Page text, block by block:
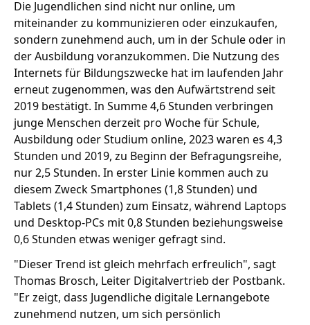
Die Jugendlichen sind nicht nur online, um
miteinander zu kommunizieren oder einzukaufen,
sondern zunehmend auch, um in der Schule oder in
der Ausbildung voranzukommen. Die Nutzung des
Internets für Bildungszwecke hat im laufenden Jahr
erneut zugenommen, was den Aufwärtstrend seit
2019 bestätigt. In Summe 4,6 Stunden verbringen
junge Menschen derzeit pro Woche für Schule,
Ausbildung oder Studium online, 2023 waren es 4,3
Stunden und 2019, zu Beginn der Befragungsreihe,
nur 2,5 Stunden. In erster Linie kommen auch zu
diesem Zweck Smartphones (1,8 Stunden) und
Tablets (1,4 Stunden) zum Einsatz, während Laptops
und Desktop-PCs mit 0,8 Stunden beziehungsweise
0,6 Stunden etwas weniger gefragt sind.
"Dieser Trend ist gleich mehrfach erfreulich", sagt
Thomas Brosch, Leiter Digitalvertrieb der Postbank.
"Er zeigt, dass Jugendliche digitale Lernangebote
zunehmend nutzen, um sich persönlich